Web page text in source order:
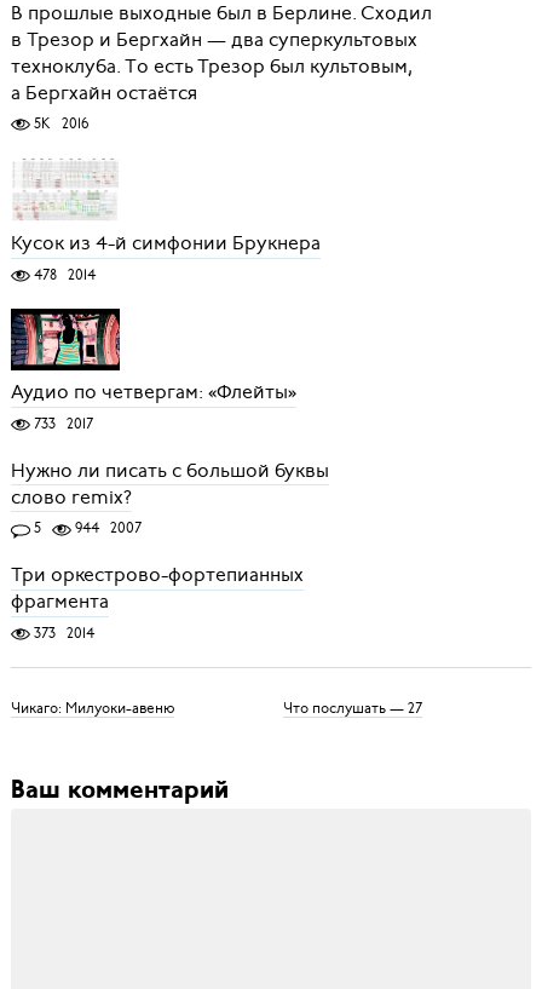
В прошлые выходные был в Берлине. Сходил
в Трезор и Бергхайн — два суперкультовых
техноклуба. То есть Трезор был культовым,
а Бергхайн остаётся
5K 2016
Кусок из 4-й симфонии Брукнера
478 2014
Аудио по четвергам: «Флейты»
733 2017
Нужно ли писать с большой буквы
слово remix?
5 944 2007
Три оркестрово-фортепианных
фрагмента
373 2014
Чикаго: Милуоки-авеню Что послушать — 27
Ваш комментарий